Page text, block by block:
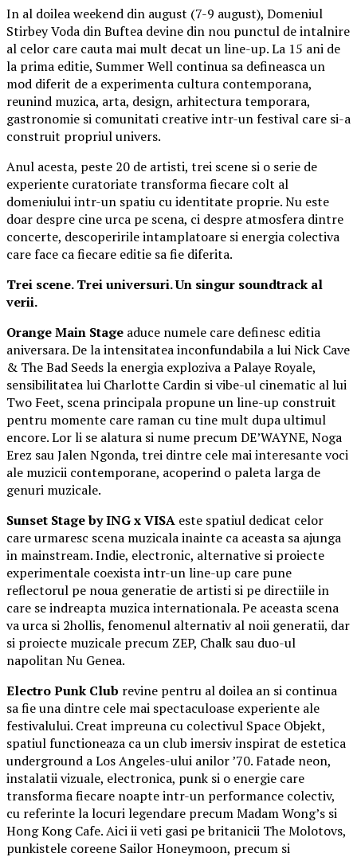
In al doilea weekend din august (7-9 august), Domeniul
Stirbey Voda din Buftea devine din nou punctul de intalnire
al celor care cauta mai mult decat un line-up. La 15 ani de
la prima editie, Summer Well continua sa defineasca un
mod diferit de a experimenta cultura contemporana,
reunind muzica, arta, design, arhitectura temporara,
gastronomie si comunitati creative intr-un festival care si-a
construit propriul univers.
Anul acesta, peste 20 de artisti, trei scene si o serie de
experiente curatoriate transforma fiecare colt al
domeniului intr-un spatiu cu identitate proprie. Nu este
doar despre cine urca pe scena, ci despre atmosfera dintre
concerte, descoperirile intamplatoare si energia colectiva
care face ca fiecare editie sa fie diferita.
Trei scene. Trei universuri. Un singur soundtrack al
verii.
Orange Main Stage aduce numele care definesc editia
aniversara. De la intensitatea inconfundabila a lui Nick Cave
& The Bad Seeds la energia exploziva a Palaye Royale,
sensibilitatea lui Charlotte Cardin si vibe-ul cinematic al lui
Two Feet, scena principala propune un line-up construit
pentru momente care raman cu tine mult dupa ultimul
encore. Lor li se alatura si nume precum DE’WAYNE, Noga
Erez sau Jalen Ngonda, trei dintre cele mai interesante voci
ale muzicii contemporane, acoperind o paleta larga de
genuri muzicale.
Sunset Stage by ING x VISA este spatiul dedicat celor
care urmaresc scena muzicala inainte ca aceasta sa ajunga
in mainstream. Indie, electronic, alternative si proiecte
experimentale coexista intr-un line-up care pune
reflectorul pe noua generatie de artisti si pe directiile in
care se indreapta muzica internationala. Pe aceasta scena
va urca si 2hollis, fenomenul alternativ al noii generatii, dar
si proiecte muzicale precum ZEP, Chalk sau duo-ul
napolitan Nu Genea.
Electro Punk Club revine pentru al doilea an si continua
sa fie una dintre cele mai spectaculoase experiente ale
festivalului. Creat impreuna cu colectivul Space Objekt,
spatiul functioneaza ca un club imersiv inspirat de estetica
underground a Los Angeles-ului anilor ’70. Fatade neon,
instalatii vizuale, electronica, punk si o energie care
transforma fiecare noapte intr-un performance colectiv,
cu referinte la locuri legendare precum Madam Wong’s si
Hong Kong Cafe. Aici ii veti gasi pe britanicii The Molotovs,
punkistele coreene Sailor Honeymoon, precum si